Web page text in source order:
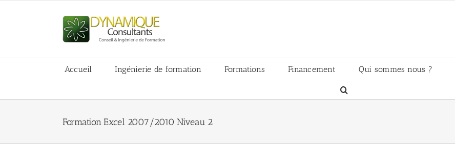
Accueil Ingénierie de formation Formations Financement Qui sommes nous ?
Formation Excel 2007/2010 Niveau 2